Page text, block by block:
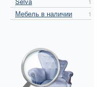
Мебель в наличии 1